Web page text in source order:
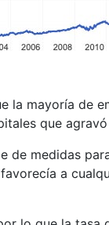
mayoría de
que
de medidas
a